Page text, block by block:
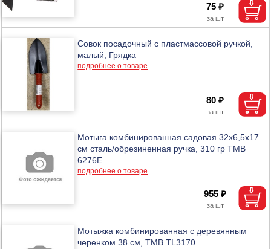
75 ₽
Совок посадочный с пластмассовой ручкой,
малый, Грядка
подробнее о товаре
80 ₽
Мотыга комбинированная садовая 32х6,5х17
см сталь/обрезиненная ручка, 310 гр ТМВ
6276E
подробнее о товаре
955 ₽
Мотыжка комбинированная с деревянным
черенком 38 см, ТМВ TL3170